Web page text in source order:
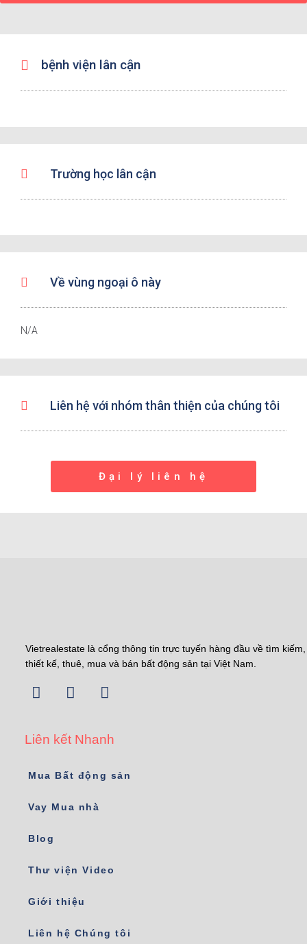
bệnh viện lân cận
Trường học lân cận
Về vùng ngoại ô này
N/A
Liên hệ với nhóm thân thiện của chúng tôi
Đại lý liên hệ
Vietrealestate là cổng thông tin trực tuyến hàng đầu về tìm kiếm,
thiết kế, thuê, mua và bán bất động sản tại Việt Nam.
Liên kết Nhanh
Mua Bất động sản
Vay Mua nhà
Blog
Thư viện Video
Giới thiệu
Liên hệ Chúng tôi